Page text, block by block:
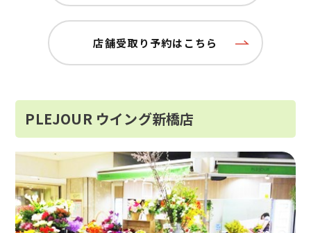
店舗受取り予約はこちら
PLEJOUR ウイング新橋店